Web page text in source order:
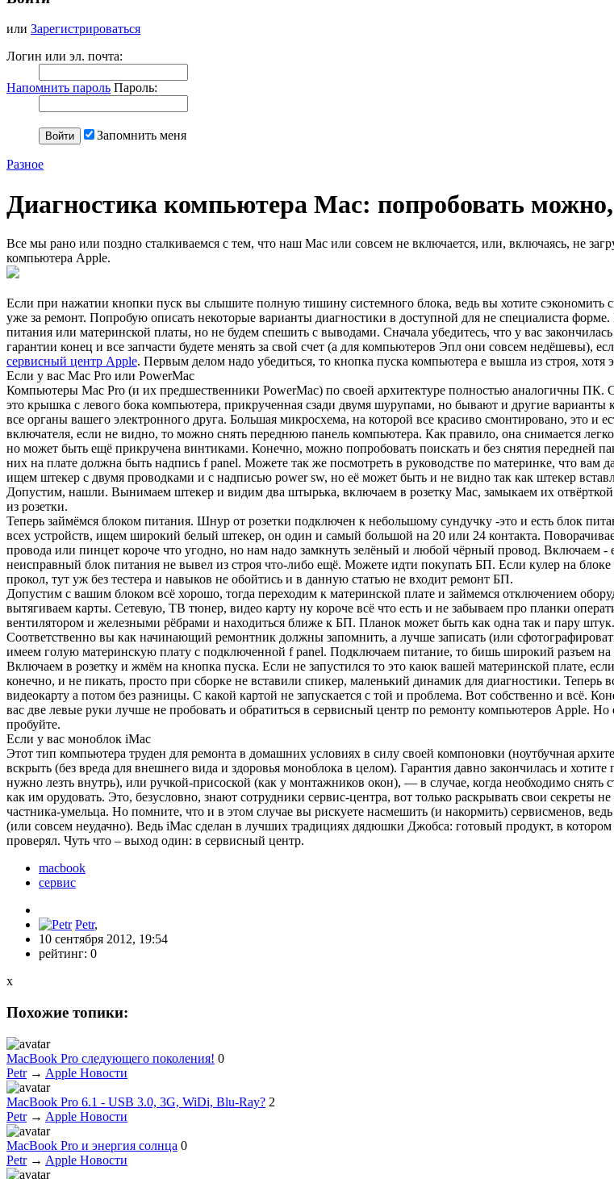
или Зарегистрироваться
Логин или эл. почта:
Напомнить пароль Пароль:
Запомнить меня
Разное
Диагностика компьютера Mac: попробовать
Все мы рано или поздно сталкиваемся с тем, что наш Mac или совсем не включается, или, включаясь, не
компьютера Apple.
Если при нажатии кнопки пуск вы слышите полную тишину системного блока, ведь вы хотите сэкономить
уже за ремонт. Попробую описать некоторые варианты диагностики в доступной для не специалиста
питания или материнской платы, но не будем спешить с выводами. Сначала убедитесь, что у вас
гарантии конец и все запчасти будете менять за свой счет (а для компьютеров Эпл они совсем недёшевы),
сервисный центр Apple. Первым делом надо убедиться, то кнопка пуска компьютера е вышла из строя,
Если у вас Mac Pro или PowerMac
Компьютеры Mac Pro (и их предшественники PowerMac) по своей архитектуре полностью аналогичны
это крышка с левого бока компьютера, прикрученная сзади двумя шурупами, но бывают и другие
все органы вашего электронного друга. Большая микросхема, на которой все красиво смонтировано, это и
включателя, если не видно, то можно снять переднюю панель компьютера. Как правило, она снимается
но может быть ещё прикручена винтиками. Конечно, можно попробовать поискать и без снятия передней
них на плате должна быть надпись f panel. Можете так же посмотреть в руководстве по материнке, что
ищем штекер с двумя проводками и с надписью power sw, но её может быть и не видно так как штекер
Допустим, нашли. Вынимаем штекер и видим два штырька, включаем в розетку Mac, замыкаем их
из розетки.
Теперь займёмся блоком питания. Шнур от розетки подключен к небольшому сундучку -это и есть блок
всех устройств, ищем широкий белый штекер, он один и самый большой на 20 или 24 контакта.
провода или пинцет короче что угодно, но нам надо замкнуть зелёный и любой чёрный провод. Включаем
неисправный блок питания не вывел из строя что-либо ещё. Можете идти покупать БП. Если кулер на
прокол, тут уж без тестера и навыков не обойтись и в данную статью не входит ремонт БП.
Допустим с вашим блоком всё хорошо, тогда переходим к материнской плате и займемся отключением
вытягиваем карты. Сетевую, ТВ тюнер, видео карту ну короче всё что есть и не забываем про планки
вентилятором и железными рёбрами и находиться ближе к БП. Планок может быть как одна так и пару
Соответственно вы как начинающий ремонтник должны запомнить, а лучше записать (или
имеем голую материнскую плату с подключенной f panel. Подключаем питание, то бишь широкий разъем
Включаем в розетку и жмём на кнопка пуска. Если не запустился то это каюк вашей материнской плате,
конечно, и не пикать, просто при сборке не вставили спикер, маленький динамик для диагностики. Теперь
видеокарту а потом без разницы. С какой картой не запускается с той и проблема. Вот собственно и всё.
вас две левые руки лучше не пробовать и обратиться в сервисный центр по ремонту компьютеров Apple.
пробуйте.
Если у вас моноблок iMac
Этот тип компьютера труден для ремонта в домашних условиях в силу своей компоновки (ноутбучная
вскрыть (без вреда для внешнего вида и здоровья моноблока в целом). Гарантия давно закончилась и
нужно лезть внутрь), или ручкой-присоской (как у монтажников окон), — в случае, когда необходимо
как им орудовать. Это, безусловно, знают сотрудники сервис-центра, вот только раскрывать свои секреты
частника-умельца. Но помните, что и в этом случае вы рискуете насмешить (и накормить) сервисменов,
(или совсем неудачно). Ведь iMac сделан в лучших традициях дядюшки Джобса: готовый продукт, в
проверял. Чуть что – выход один: в сервисный центр.
macbook
сервис
Petr,
10 сентября 2012, 19:54
рейтинг: 0
x
Похожие топики:
MacBook Pro следующего поколения! 0
Petr→ Apple Новости
MacBook Pro 6.1 - USB 3.0, 3G, WiDi, Blu-Ray? 2
Petr→ Apple Новости
MacBook Pro и энергия солнца 0
Petr→ Apple Новости